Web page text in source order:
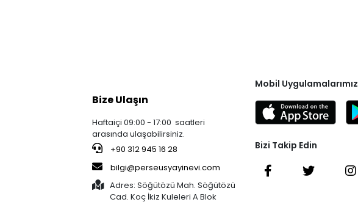
Bize Ulaşın
Haftaiçi 09:00 - 17:00 saatleri
arasında ulaşabilirsiniz.
+90 312 945 16 28
bilgi@perseusyayinevi.com
Adres: Söğütözü Mah. Söğütözü
Cad. Koç İkiz Kuleleri A Blok
Mobil Uygulamalarımız
Bizi Takip Edin